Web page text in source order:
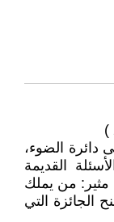
دائرة الضوء،
القديمة
مثير: من يملك
الجائزة التي